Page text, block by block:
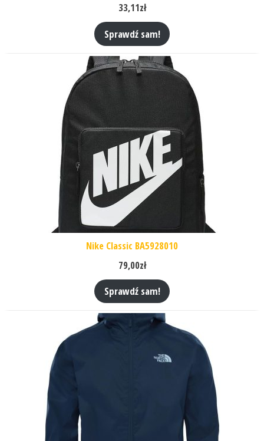
33,11zł
Sprawdź sam!
Nike Classic BA5928010
79,00zł
Sprawdź sam!